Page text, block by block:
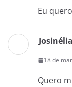
Eu
18 de
Quero